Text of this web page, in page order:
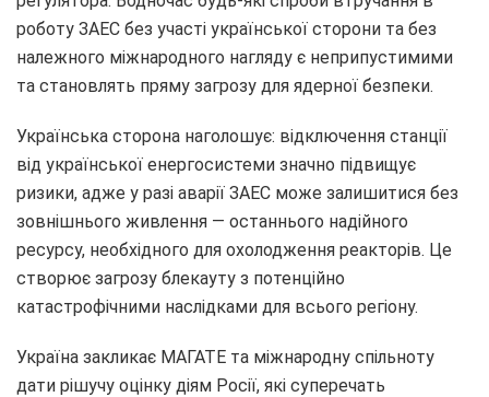
роботу ЗАЕС без участі української сторони та без
належного міжнародного нагляду є неприпустимими
та становлять пряму загрозу для ядерної безпеки.
Українська сторона наголошує: відключення станції
від української енергосистеми значно підвищує
ризики, адже у разі аварії ЗАЕС може залишитися без
зовнішнього живлення — останнього надійного
ресурсу, необхідного для охолодження реакторів. Це
створює загрозу блекауту з потенційно
катастрофічними наслідками для всього регіону.
Україна закликає МАГАТЕ та міжнародну спільноту
дати рішучу оцінку діям Росії, які суперечать